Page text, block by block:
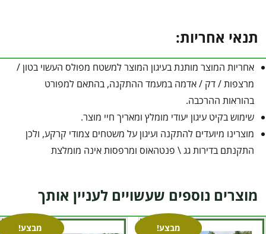
תנאי אחריות:
אחריות המוצר מותנת בעיגון המוצר למשטח מפולס העשוי בטון /
מרצפות / דק / אדמה במעמד ההתקנה, בהתאם למפורט
בהוראות ההרכבה.
שימוש בקיט עיגון יעודי מומלץ ומאריך חיי מוצר.
מוצרינו מיועדים להתקנה ועיגון על משטחים צמודי קרקע, ולכן
התקנתם בדירות גג \ פנטהאוס ומרפסות אינה מומלצת
מוצרים נוספים שעשויים לעניין אותך
מבצע! מבצע!